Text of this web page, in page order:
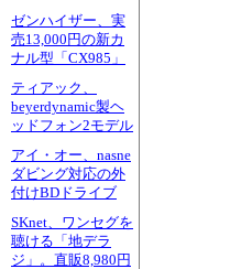
ゼンハイザー、実
売13,000円の新カ
ナル型「CX985」
ティアック、
beyerdynamic製ヘ
ッドフォン2モデル
アイ・オー、nasne
ダビング対応の外
付けBDドライブ
SKnet、ワンセグを
聴ける「地デラ
ジ」。直販8,980円